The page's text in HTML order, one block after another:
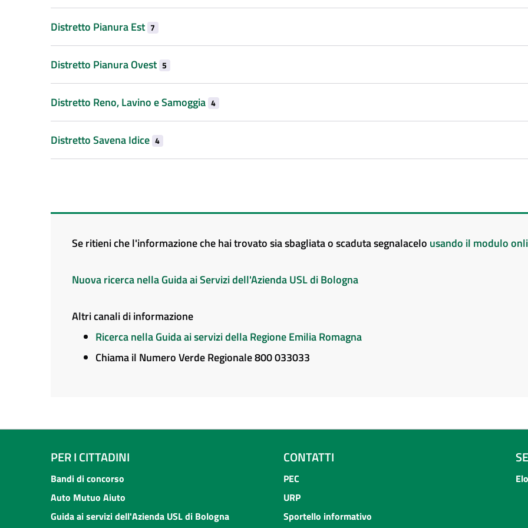
Distretto Pianura Est 7
Distretto Pianura Ovest 5
Distretto Reno, Lavino e Samoggia 4
Distretto Savena Idice 4
Se ritieni che l'informazione che hai trovato sia sbagliata o scaduta segnalacelo usando il modulo
Nuova ricerca nella Guida ai Servizi dell'Azienda USL di Bologna
Altri canali di informazione
Ricerca nella Guida ai servizi della Regione Emilia Romagna
Chiama il Numero Verde Regionale 800 033033
PER I CITTADINI
Bandi di concorso
Auto Mutuo Aiuto
Guida ai servizi dell'Azienda USL di Bologna
CONTATTI
PEC
URP
Sportello informativo